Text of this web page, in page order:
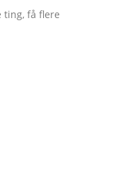
ting, få flere